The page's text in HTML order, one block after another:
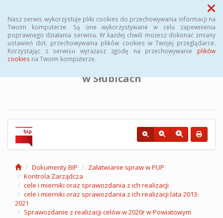
Nasz serwis wykorzystuje pliki cookies do przechowywania informacji na
Twoim komputerze. Są one wykorzystywane w celu zapewnienia
poprawnego działania serwisu. W każdej chwili możesz dokonać zmiany
ustawień dot. przechowywania plików cookies w Twojej przeglądarce.
Korzystając z serwisu wyrażasz zgodę na przechowywanie plików
cookies na Twoim komputerze.
Menu
BIULETYN INFORMACJI PUBLICZNEJ
Powiatowego Urzędu Pracy
w Słubicach
Dokumenty BIP
Załatwianie spraw w PUP
Kontrola Zarządcza
cele i mierniki oraz sprawozdania z ich realizacji
cele i mierniki oraz sprawozdania z ich realizacji lata 2013-
2021
Sprawozdanie z realizacji celów w 2020r w Powiatowym